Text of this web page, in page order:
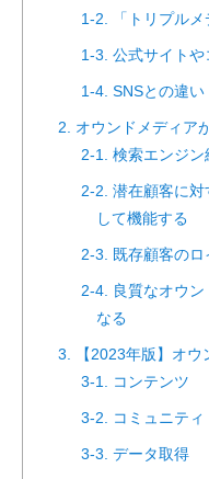
1-2. 「トリプル
1-3. 公式サイト
1-4. SNSとの違い
2. オウンドメディア
2-1. 検索エンジ
2-2. 潜在顧客に対
して機能する
2-3. 既存顧客の
2-4. 良質なオウ
なる
3. 【2023年版】オウ
3-1. コンテンツ
3-2. コミュニティ
3-3. データ取得